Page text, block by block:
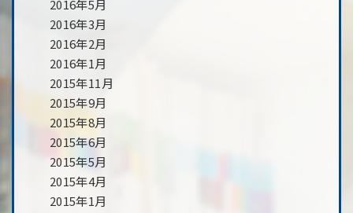
2016年5月
2016年3月
2016年2月
2016年1月
2015年11月
2015年9月
2015年8月
2015年6月
2015年5月
2015年4月
2015年1月